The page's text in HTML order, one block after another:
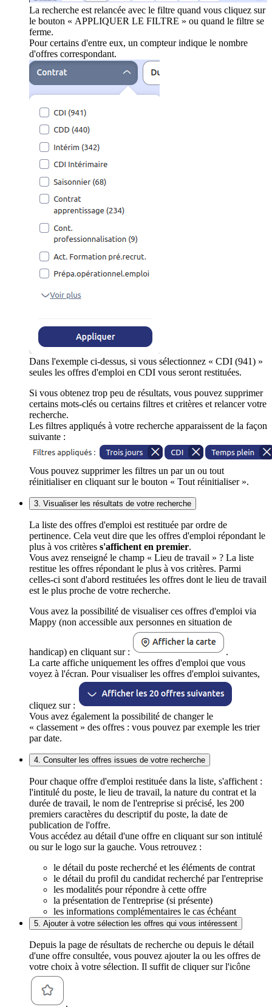
La recherche est relancée avec le filtre quand vous cliquez sur
le bouton « APPLIQUER LE FILTRE » ou quand le filtre se
ferme.
Pour certains d'entre eux, un compteur indique le nombre
d'offres correspondant.
Dans l'exemple ci-dessus, si vous sélectionnez « CDI (941) »
seules les offres d'emploi en CDI vous seront restituées.
Si vous obtenez trop peu de résultats, vous pouvez supprimer
certains mots-clés ou certains filtres et critères et relancer votre
recherche.
Les filtres appliqués à votre recherche apparaissent de la façon
suivante :
Vous pouvez supprimer les filtres un par un ou tout
réinitialiser en cliquant sur le bouton « Tout réinitialiser ».
3. Visualiser les résultats de votre recherche
La liste des offres d'emploi est restituée par ordre de
pertinence. Cela veut dire que les offres d'emploi répondant le
plus à vos critères s'affichent en premier.
Vous avez renseigné le champ « Lieu de travail » ? La liste
restitue les offres répondant le plus à vos critères. Parmi
celles-ci sont d'abord restituées les offres dont le lieu de travail
est le plus proche de votre recherche.
Vous avez la possibilité de visualiser ces offres d'emploi via
Mappy (non accessible aux personnes en situation de
handicap) en cliquant sur :
.
La carte affiche uniquement les offres d'emploi que vous
voyez à l'écran. Pour visualiser les offres d'emploi suivantes,
cliquez sur :
Vous avez également la possibilité de changer le
« classement » des offres : vous pouvez par exemple les trier
par date.
4. Consulter les offres issues de votre recherche
Pour chaque offre d'emploi restituée dans la liste, s'affichent :
l'intitulé du poste, le lieu de travail, la nature du contrat et la
durée de travail, le nom de l'entreprise si précisé, les 200
premiers caractères du descriptif du poste, la date de
publication de l'offre.
Vous accédez au détail d'une offre en cliquant sur son intitulé
ou sur le logo sur la gauche. Vous retrouvez :
le détail du poste recherché et les éléments de contrat
le détail du profil du candidat recherché par l'entreprise
les modalités pour répondre à cette offre
la présentation de l'entreprise (si présente)
les informations complémentaires le cas échéant
5. Ajouter à votre sélection les offres qui vous intéressent
Depuis la page de résultats de recherche ou depuis le détail
d'une offre consultée, vous pouvez ajouter la ou les offres de
votre choix à votre sélection. Il suffit de cliquer sur l'icône
.